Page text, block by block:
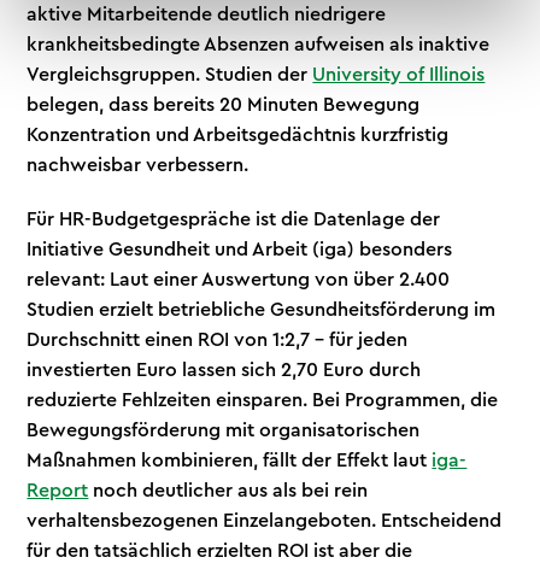
aktive Mitarbeitende deutlich niedrigere
krankheitsbedingte Absenzen aufweisen als inaktive
Vergleichsgruppen. Studien der University of Illinois
belegen, dass bereits 20 Minuten Bewegung
Konzentration und Arbeitsgedächtnis kurzfristig
nachweisbar verbessern.
Für HR-Budgetgespräche ist die Datenlage der
Initiative Gesundheit und Arbeit (iga) besonders
relevant: Laut einer Auswertung von über 2.400
Studien erzielt betriebliche Gesundheitsförderung im
Durchschnitt einen ROI von 1:2,7 – für jeden
investierten Euro lassen sich 2,70 Euro durch
reduzierte Fehlzeiten einsparen. Bei Programmen, die
Bewegungsförderung mit organisatorischen
Maßnahmen kombinieren, fällt der Effekt laut iga-
Report noch deutlicher aus als bei rein
verhaltensbezogenen Einzelangeboten. Entscheidend
für den tatsächlich erzielten ROI ist aber die